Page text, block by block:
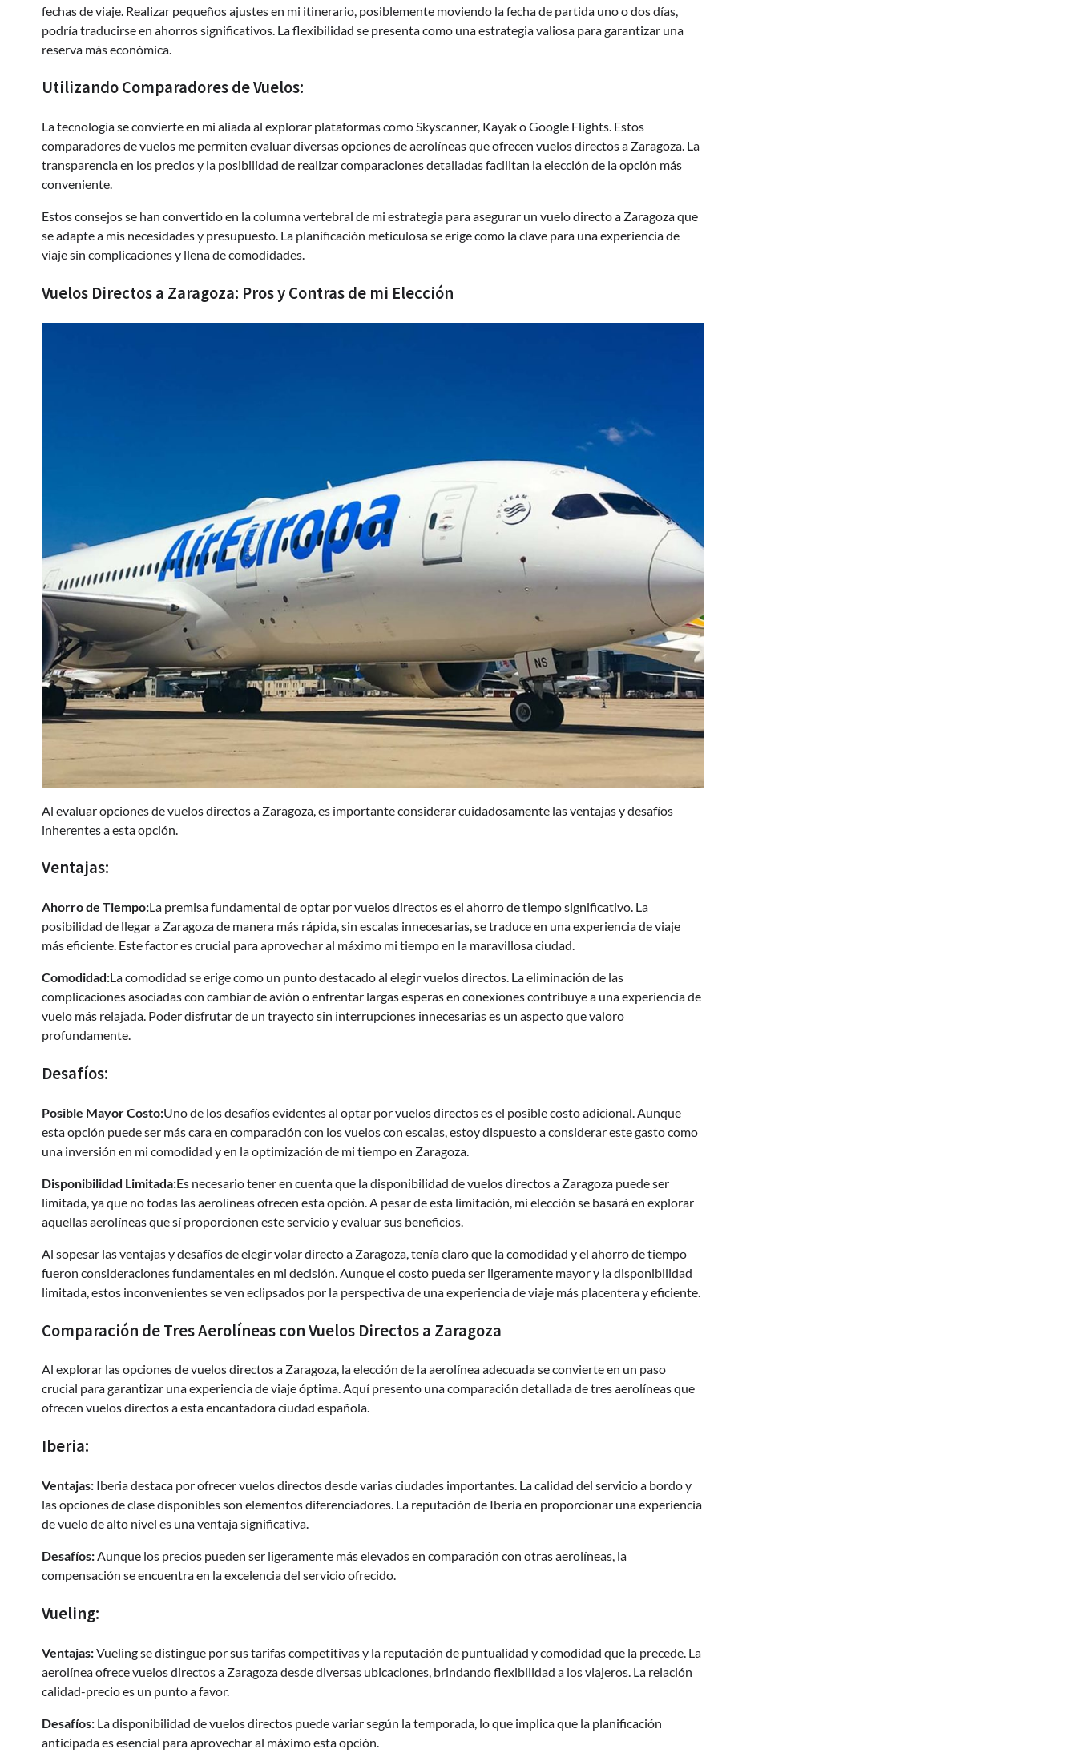
fechas de viaje. Realizar pequeños ajustes en mi itinerario, posiblemente moviendo la fecha de partida uno o dos días,
podría traducirse en ahorros significativos. La flexibilidad se presenta como una estrategia valiosa para garantizar una
reserva más económica.
Utilizando Comparadores de Vuelos:
La tecnología se convierte en mi aliada al explorar plataformas como Skyscanner, Kayak o Google Flights. Estos
comparadores de vuelos me permiten evaluar diversas opciones de aerolíneas que ofrecen vuelos directos a Zaragoza. La
transparencia en los precios y la posibilidad de realizar comparaciones detalladas facilitan la elección de la opción más
conveniente.
Estos consejos se han convertido en la columna vertebral de mi estrategia para asegurar un vuelo directo a Zaragoza que
se adapte a mis necesidades y presupuesto. La planificación meticulosa se erige como la clave para una experiencia de
viaje sin complicaciones y llena de comodidades.
Vuelos Directos a Zaragoza: Pros y Contras de mi Elección
Al evaluar opciones de vuelos directos a Zaragoza, es importante considerar cuidadosamente las ventajas y desafíos
inherentes a esta opción.
Ventajas:
Ahorro de Tiempo:La premisa fundamental de optar por vuelos directos es el ahorro de tiempo significativo. La
posibilidad de llegar a Zaragoza de manera más rápida, sin escalas innecesarias, se traduce en una experiencia de viaje
más eficiente. Este factor es crucial para aprovechar al máximo mi tiempo en la maravillosa ciudad.
Comodidad:La comodidad se erige como un punto destacado al elegir vuelos directos. La eliminación de las
complicaciones asociadas con cambiar de avión o enfrentar largas esperas en conexiones contribuye a una experiencia de
vuelo más relajada. Poder disfrutar de un trayecto sin interrupciones innecesarias es un aspecto que valoro
profundamente.
Desafíos:
Posible Mayor Costo:Uno de los desafíos evidentes al optar por vuelos directos es el posible costo adicional. Aunque
esta opción puede ser más cara en comparación con los vuelos con escalas, estoy dispuesto a considerar este gasto como
una inversión en mi comodidad y en la optimización de mi tiempo en Zaragoza.
Disponibilidad Limitada:Es necesario tener en cuenta que la disponibilidad de vuelos directos a Zaragoza puede ser
limitada, ya que no todas las aerolíneas ofrecen esta opción. A pesar de esta limitación, mi elección se basará en explorar
aquellas aerolíneas que sí proporcionen este servicio y evaluar sus beneficios.
Al sopesar las ventajas y desafíos de elegir volar directo a Zaragoza, tenía claro que la comodidad y el ahorro de tiempo
fueron consideraciones fundamentales en mi decisión. Aunque el costo pueda ser ligeramente mayor y la disponibilidad
limitada, estos inconvenientes se ven eclipsados por la perspectiva de una experiencia de viaje más placentera y eficiente.
Comparación de Tres Aerolíneas con Vuelos Directos a Zaragoza
Al explorar las opciones de vuelos directos a Zaragoza, la elección de la aerolínea adecuada se convierte en un paso
crucial para garantizar una experiencia de viaje óptima. Aquí presento una comparación detallada de tres aerolíneas que
ofrecen vuelos directos a esta encantadora ciudad española.
Iberia:
Ventajas: Iberia destaca por ofrecer vuelos directos desde varias ciudades importantes. La calidad del servicio a bordo y
las opciones de clase disponibles son elementos diferenciadores. La reputación de Iberia en proporcionar una experiencia
de vuelo de alto nivel es una ventaja significativa.
Desafíos:Aunque los precios pueden ser ligeramente más elevados en comparación con otras aerolíneas, la
compensación se encuentra en la excelencia del servicio ofrecido.
Vueling:
Ventajas:Vueling se distingue por sus tarifas competitivas y la reputación de puntualidad y comodidad que la precede. La
aerolínea ofrece vuelos directos a Zaragoza desde diversas ubicaciones, brindando flexibilidad a los viajeros. La relación
calidad-precio es un punto a favor.
Desafíos: La disponibilidad de vuelos directos puede variar según la temporada, lo que implica que la planificación
anticipada es esencial para aprovechar al máximo esta opción.